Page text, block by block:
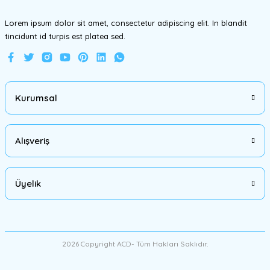
Lorem ipsum dolor sit amet, consectetur adipiscing elit. In blandit
tincidunt id turpis est platea sed.
Kurumsal
Alışveriş
Üyelik
2026 Copyright ACD- Tüm Hakları Saklıdır.